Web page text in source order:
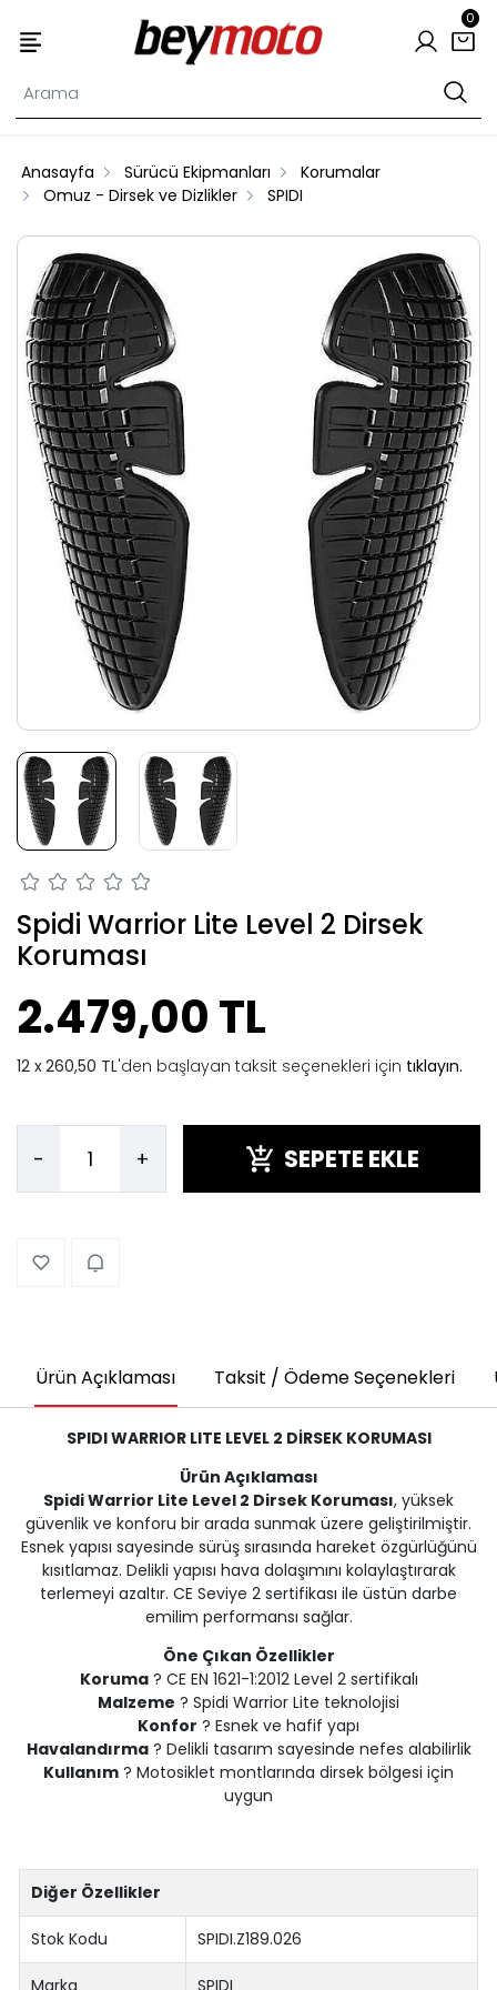
0
Anasayfa Sürücü Ekipmanları
Korumalar
Omuz - Dirsek ve Dizlikler
SPIDI
Spidi Warrior Lite Level 2 Dirsek
Koruması
2.479,00 TL
260,50 TL'den başlayan taksit seçenekleri için tıklayın.
- + SEPETE EKLE
Ürün Açıklaması Taksit / Ödeme Seçenekleri
SPIDI WARRIOR LITE LEVEL 2 DİRSEK KORUMASI
Ürün Açıklaması
Spidi Warrior Lite Level 2 Dirsek Koruması, yüksek
güvenlik ve konforu bir arada sunmak üzere geliştirilmiştir.
Esnek yapısı sayesinde sürüş sırasında hareket özgürlüğünü
kısıtlamaz. Delikli yapısı hava dolaşımını kolaylaştırarak
terlemeyi azaltır. CE Seviye 2 sertifikası ile üstün darbe
emilim performansı sağlar.
Öne Çıkan Özellikler
Koruma? CE EN 1621-1:2012 Level 2 sertifikalı
Malzeme ? Spidi Warrior Lite teknolojisi
Konfor ? Esnek ve hafif yapı
Havalandırma? Delikli tasarım sayesinde nefes alabilirlik
Kullanım ? Motosiklet montlarında dirsek bölgesi için
uygun
Diğer Özellikler
Stok Kodu SPIDI.Z189.026
Marka SPIDI